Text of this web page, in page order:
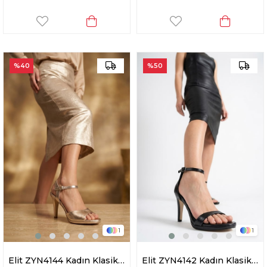
1
Elit ZYN4144 Kadın Klasik Topuklu Ayakkabı Altın
%40
1
Elit ZYN4142 Kadın Klasik Topuklu Ayakkabı Siyah
%50